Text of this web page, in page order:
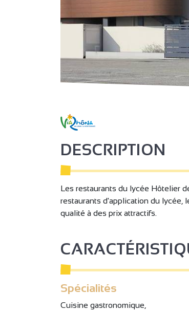
DESCRIPTION
Les restaurants du lycée Hôtelier
restaurants d'application du lycée,
qualité à des prix attractifs.
Spécialités
Cuisine gastronomique,